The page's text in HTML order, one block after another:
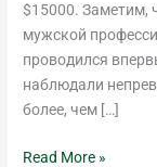
$15000. Заметим,
мужской
проводился
наблюдали
более, чем […]
Read More »